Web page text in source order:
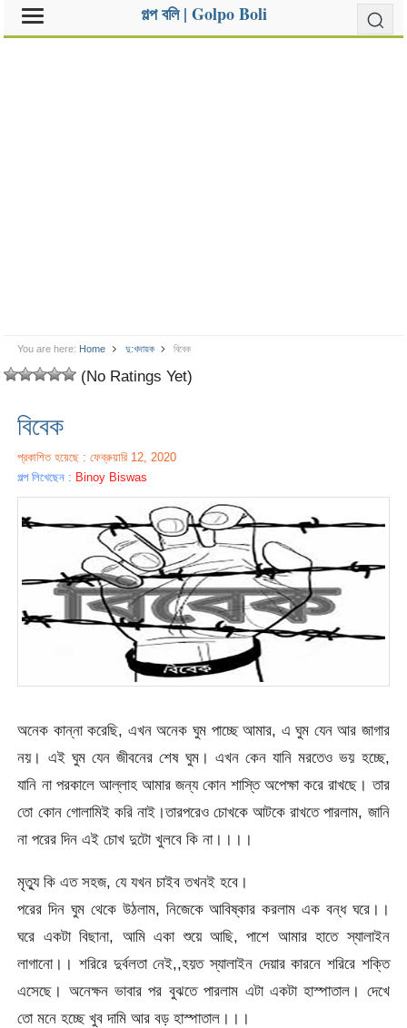
গল্প বলি | Golpo Boli
You are here: Home দু:খদায়ক বিবেক
(No Ratings Yet)
বিবেক
প্রকাশিত হয়েছে : ফেব্রুয়ারি 12, 2020
গল্প লিখেছেন : Binoy Biswas
অনেক কান্না করেছি, এখন অনেক ঘুম পাচ্ছে আমার, এ ঘুম যেন আর জাগার
নয়। এই ঘুম যেন জীবনের শেষ ঘুম। এখন কেন যানি মরতেও ভয় হচ্ছে,
যানি না পরকালে আল্লাহ আমার জন্য কোন শাস্তি অপেক্ষা করে রাখছে। তার
তো কোন গোলামিই করি নাই।তারপরেও চোখকে আটকে রাখতে পারলাম, জানি
না পরের দিন এই চোখ দুটো খুলবে কি না।।।।
মৃত্যু কি এত সহজ, যে যখন চাইব তখনই হবে।
পরের দিন ঘুম থেকে উঠলাম, নিজেকে আবিষ্কার করলাম এক বন্ধ ঘরে।।
ঘরে একটা বিছানা, আমি একা শুয়ে আছি, পাশে আমার হাতে স্যালাইন
লাগানো।। শরিরে দুর্বলতা নেই,,হয়ত স্যালাইন দেয়ার কারনে শরিরে শক্তি
এসেছে। অনেক্ষন ভাবার পর বুঝতে পারলাম এটা একটা হাস্পাতাল। দেখে
তো মনে হচ্ছে খুব দামি আর বড় হাস্পাতাল।।।